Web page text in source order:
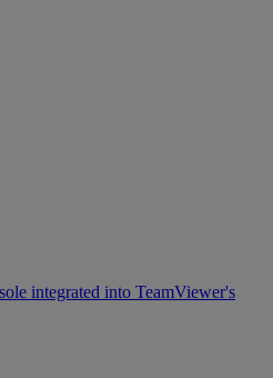
integrated into TeamViewer's